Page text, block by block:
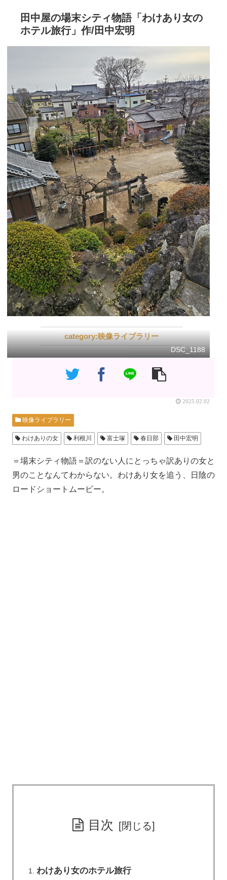
田中屋の場末シティ物語「わけあり女の
ホテル旅行」作/田中宏明
映像ライブラリー
DSC_1188
2025.02.02
映像ライブラリー
わけありの女 利根川 富士塚 春日部 田中宏明
＝場末シティ物語＝訳のない人にとっちゃ訳ありの女と
男のことなんてわからない。わけあり女を追う、日陰の
ロードショートムービー。
目次
わけあり女のホテル旅行